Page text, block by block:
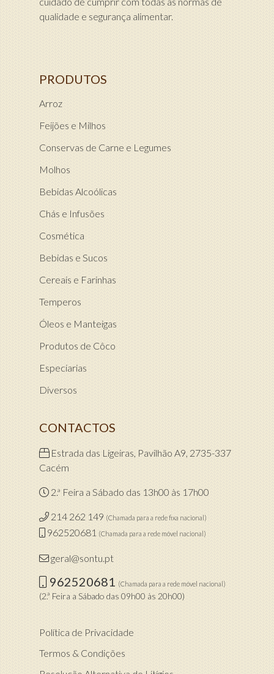
qualidade e segurança alimentar.
PRODUTOS
Arroz
Feijões e Milhos
Conservas de Carne e Legumes
Molhos
Bebidas Alcoólicas
Chás e Infusões
Cosmética
Bebidas e Sucos
Cereais e Farinhas
Temperos
Óleos e Manteigas
Produtos de Côco
Especiarias
Diversos
CONTACTOS
Estrada das Ligeiras, Pavilhão A9, 2735-337
Cacém
2.ª Feira a Sábado das 13h00 às 17h00
214 262 149 (Chamada para a rede fixa nacional)
962520681 (Chamada para a rede móvel nacional)
geral@sontu.pt
962520681 (Chamada para a rede móvel nacional)
(2.ª Feira a Sábado das 09h00 às 20h00)
Política de Privacidade
Termos & Condições